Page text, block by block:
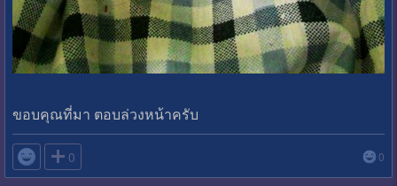
ขอบคุณที่มา ตอบล่วงหน้าครับ
 0 0